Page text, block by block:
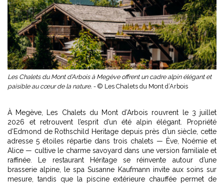
Les Chalets du Mont d’Arbois à Megève offrent un cadre alpin élégant et
paisible au cœur de la nature. - © Les Chalets du Mont d’Arbois
À Megève, Les Chalets du Mont d’Arbois rouvrent le 3 juillet
2026 et retrouvent l’esprit d’un été alpin élégant. Propriété
d’Edmond de Rothschild Heritage depuis près d’un siècle, cette
adresse 5 étoiles répartie dans trois chalets — Ève, Noémie et
Alice — cultive le charme savoyard dans une version familiale et
raffinée. Le restaurant Héritage se réinvente autour d’une
brasserie alpine, le spa Susanne Kaufmann invite aux soins sur
mesure, tandis que la piscine extérieure chauffée permet de